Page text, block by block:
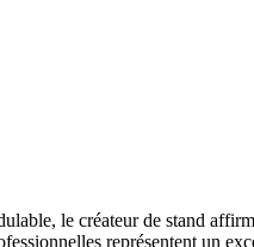
le créateur de stand
représentent un